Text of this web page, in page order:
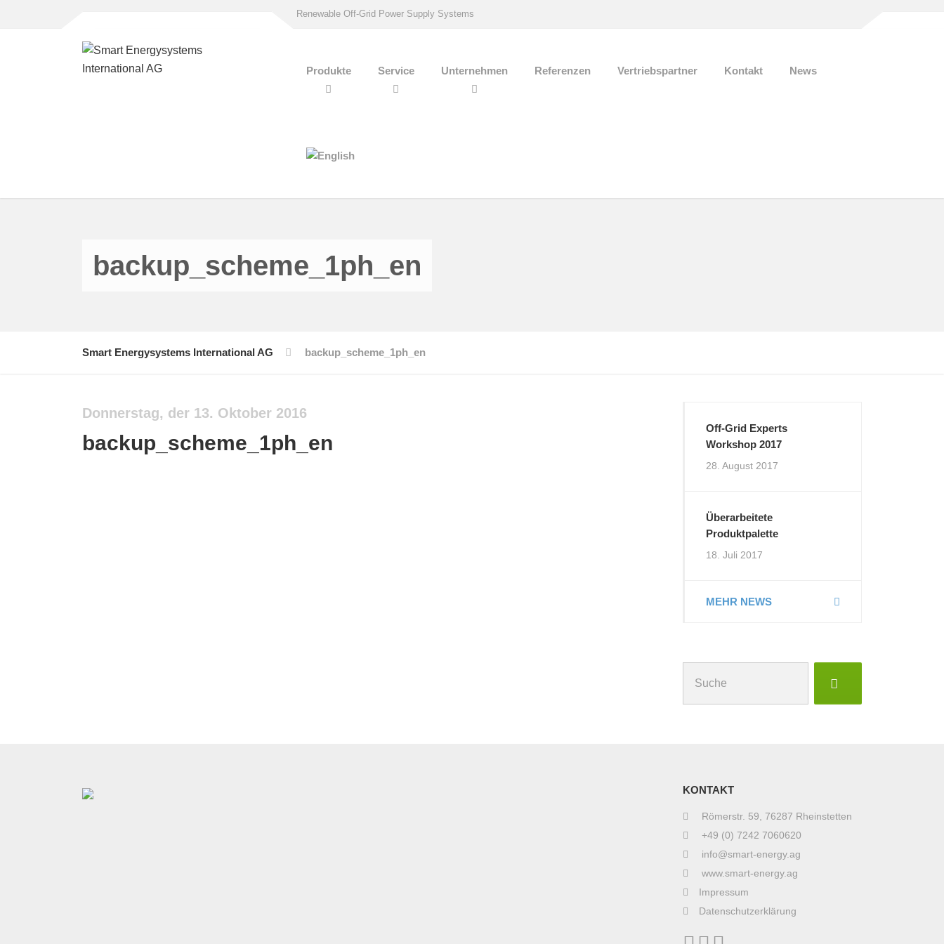
Renewable Off-Grid Power Supply Systems
Produkte Service Unternehmen Referenzen Vertriebspartner Kontakt News
backup_scheme_1ph_en
Smart Energysystems International AG backup_scheme_1ph_en
Donnerstag, der 13. Oktober 2016
backup_scheme_1ph_en
Off-Grid Experts
Workshop 2017
28. August 2017
Überarbeitete
Produktpalette
18. Juli 2017
MEHR NEWS
nach:
KONTAKT
Römerstr. 59, 76287 Rheinstetten
+49 (0) 7242 7060620
info@smart-energy.ag
www.smart-energy.ag
Impressum
Datenschutzerklärung